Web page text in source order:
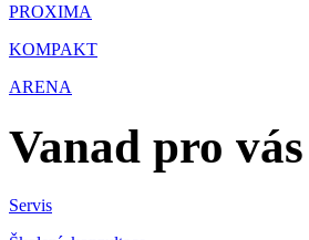
PROXIMA
KOMPAKT
ARENA
Vanad pro vás
Servis